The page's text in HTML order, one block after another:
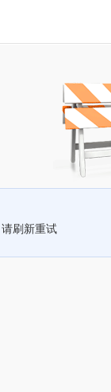
刷新重试